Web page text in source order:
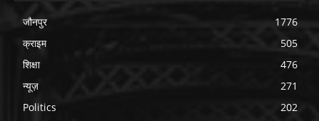
जौनपुर
1776
क्राइम
505
शिक्षा
476
न्यूज़
271
Politics
202